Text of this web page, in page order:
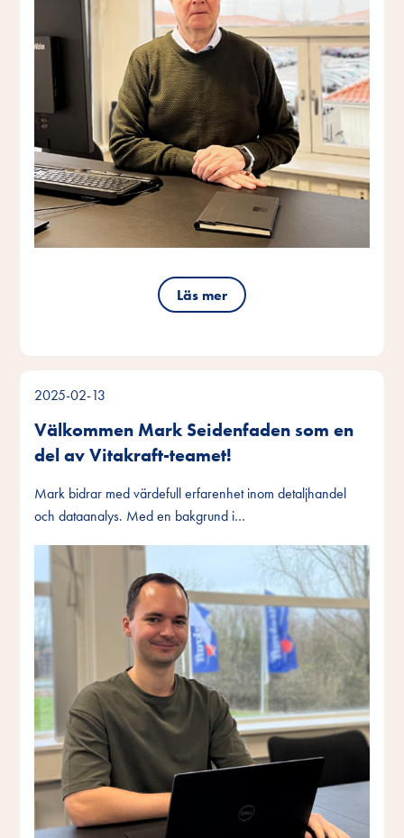
Läs mer
2025-02-13
Välkommen Mark Seidenfaden som en
del av Vitakraft-teamet!
Mark bidrar med värdefull erfarenhet inom detaljhandel
och dataanalys. Med en bakgrund i…